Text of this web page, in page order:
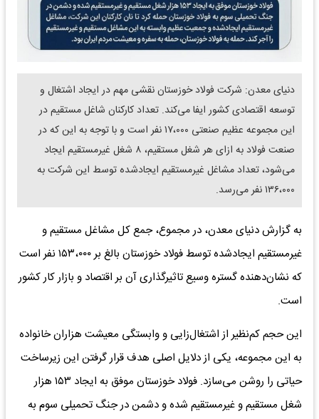
دنیای معدن: شرکت فولاد خوزستان نقشی مهم در ایجاد اشتغال و
توسعه اقتصادی کشور ایفا می‌کند. تعداد کارکنان شاغل مستقیم در
این مجموعه عظیم صنعتی ۱۷،۰۰۰ نفر است و با توجه به این که در
صنعت فولاد به ازای هر شغل مستقیم، ۸ شغل غیرمستقیم ایجاد
می‌شود، تعداد مشاغل غیرمستقیم ایجادشده توسط این شرکت به
۱۳۶،۰۰۰ نفر می‌رسد.
به گزارش دنیای معدن، در مجموع، جمع کل مشاغل مستقیم و
غیرمستقیم ایجادشده توسط فولاد خوزستان بالغ بر ۱۵۳،۰۰۰ نفر است
که نشان‌دهنده گستره وسیع تاثیرگذاری آن بر اقتصاد و بازار کار کشور
است.
این حجم کم‌نظیر از اشتغال‌زایی و وابستگی معیشت هزاران خانواده
به این مجموعه، یکی از دلایل اصلی هدف قرار گرفتن این زیرساخت
حیاتی را روشن می‌سازد. فولاد خوزستان موفق به ایجاد ۱۵۳ هزار
شغل مستقیم و غیرمستقیم شده و دشمن در جنگ تحمیلی سوم به